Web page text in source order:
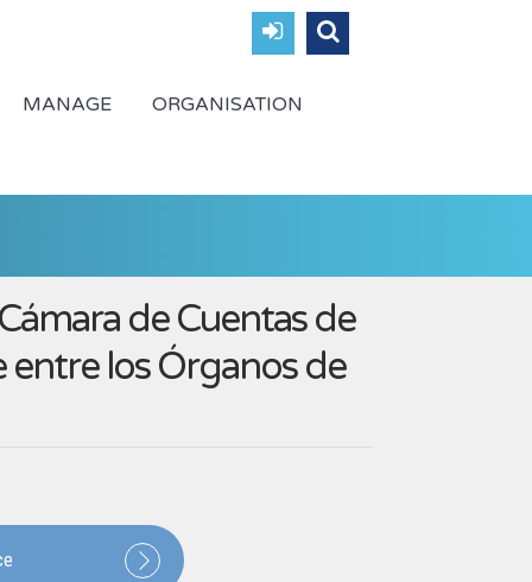
MANAGE ORGANISATION
de Cuentas de
los Órganos de